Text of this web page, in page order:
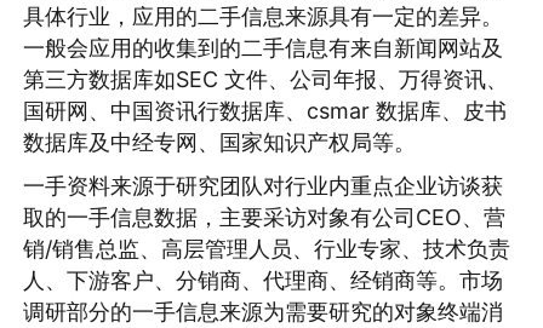
具体行业，应用的二手信息来源具有一定的差异。
一般会应用的收集到的二手信息有来自新闻网站及
第三方数据库如SEC 文件、公司年报、万得资讯、
国研网、中国资讯行数据库、csmar 数据库、皮书
数据库及中经专网、国家知识产权局等。
一手资料来源于研究团队对行业内重点企业访谈获
取的一手信息数据，主要采访对象有公司CEO、营
销/销售总监、高层管理人员、行业专家、技术负责
人、下游客户、分销商、代理商、经销商等。市场
调研部分的一手信息来源为需要研究的对象终端消